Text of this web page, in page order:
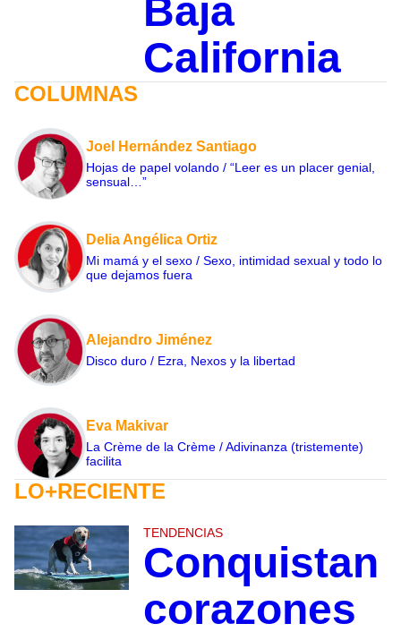
Baja
California
COLUMNAS
Joel Hernández Santiago
Hojas de papel volando / “Leer es un placer genial,
sensual…”
Delia Angélica Ortiz
Mi mamá y el sexo / Sexo, intimidad sexual y todo lo
que dejamos fuera
Alejandro Jiménez
Disco duro / Ezra, Nexos y la libertad
Eva Makivar
La Crème de la Crème / Adivinanza (tristemente)
facilita
LO+RECIENTE
TENDENCIAS
Conquistan
corazones